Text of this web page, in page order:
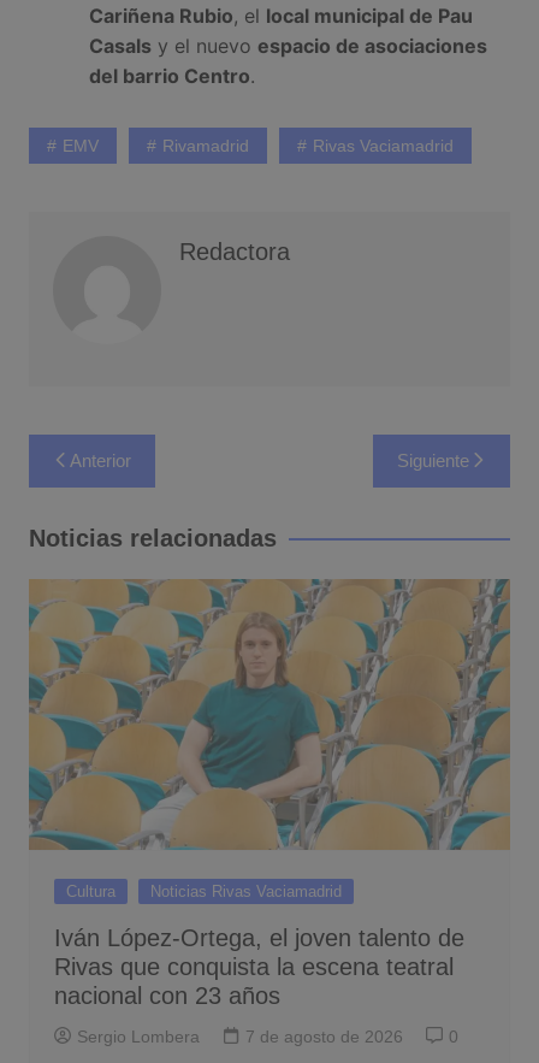
Cariñena Rubio, el local municipal de Pau
Casalsy el nuevo espacio de asociaciones
del barrio Centro.
EMV Rivamadrid Rivas Vaciamadrid
Redactora
Navegación
de
entradas
Anterior Siguiente
Noticias relacionadas
Cultura Noticias Rivas Vaciamadrid
Iván López-Ortega, el joven talento de
Rivas que conquista la escena teatral
nacional con 23 años
Sergio Lombera 7 de agosto de 2026 0